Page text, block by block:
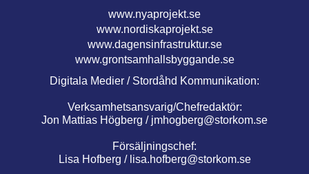
www.nyaprojekt.se
www.nordiskaprojekt.se
www.dagensinfrastruktur.se
www.grontsamhallsbyggande.se
Digitala Medier / Stordåhd Kommunikation:
Verksamhetsansvarig/Chefredaktör:
Jon Mattias Högberg / jmhogberg@storkom.se
Försäljningschef:
Lisa Hofberg / lisa.hofberg@storkom.se